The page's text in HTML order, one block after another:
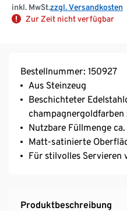
inkl. MwSt.zzgl. Versandkosten
Zur Zeit nicht verfügbar
Bestellnummer: 150927
Aus Steinzeug
Beschichteter
champagnergoldfarben
Nutzbare Füllmenge
Matt-satinierte
Für stilvolles Servieren
Produktbeschreibung